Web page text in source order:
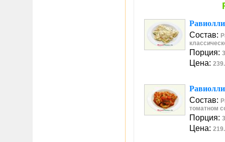
Состав:
Порция:
Цена:
Состав:
томатном
Порция:
Цена: